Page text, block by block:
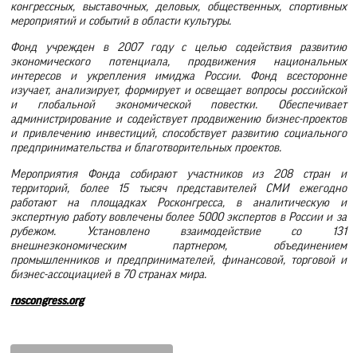
конгрессных, выставочных, деловых, общественных, спортивных
мероприятий и событий в области культуры.
Фонд учрежден в 2007 году с целью содействия развитию
экономического потенциала, продвижения национальных
интересов и укрепления имиджа России. Фонд всесторонне
изучает, анализирует, формирует и освещает вопросы российской
и глобальной экономической повестки. Обеспечивает
администрирование и содействует продвижению бизнес-проектов
и привлечению инвестиций, способствует развитию социального
предпринимательства и благотворительных проектов.
Мероприятия Фонда собирают участников из 208 стран и
территорий, более 15 тысяч представителей СМИ ежегодно
работают на площадках Росконгресса, в аналитическую и
экспертную работу вовлечены более 5000 экспертов в России и за
рубежом. Установлено взаимодействие со 131
внешнеэкономическим партнером, объединением
промышленников и предпринимателей, финансовой, торговой и
бизнес-ассоциацией в 70 странах мира.
roscongress.org